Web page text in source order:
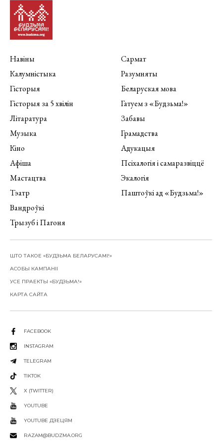
Навіны
Калумністыка
Гісторыя
Гісторыя за 5 хвілін
Літаратура
Музыка
Кіно
Афіша
Мастацтва
Тэатр
Вандроўкі
Трызуб і Пагоня
Сармат
Разумняты
Беларуская мова
Гатуем з «Будзьма!»
Забавы
Грамадства
Адукацыя
Псіхалогія і самаразвіццё
Экалогія
Паштоўкі ад «Будзьма!»
ШТО ТАКОЕ «БУДЗЬМА БЕЛАРУСАМІ!»
АСОБЫ КАМПАНІІ
УСЕ ПРАЕКТЫ «БУДЗЬМА!»
КАРТА САЙТА
FACEBOOK
INSTAGRAM
TELEGRAM
TIKTOK
X (TWITTER)
YOUTUBE
YOUTUBE ДЗЕЦЯМ
RAZAM@BUDZMA.ORG